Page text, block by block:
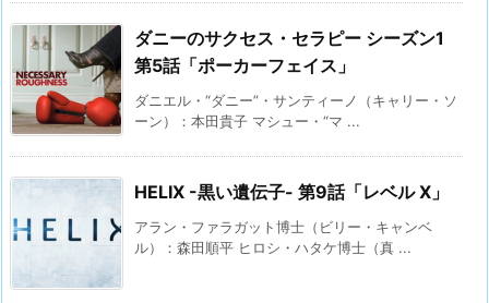
ダニーのサクセス・セラピー シーズン1
第5話「ポーカーフェイス」
ダニエル・“ダニー”・サンティーノ（キャリー・ソ
ーン）：本田貴子 マシュー・“マ ...
HELIX -黒い遺伝子- 第9話「レベル X」
アラン・ファラガット博士（ビリー・キャンベ
ル）：森田順平 ヒロシ・ハタケ博士（真 ...